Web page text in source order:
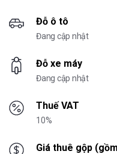
Đỗ ô tô
Đang cập nhật
Đỗ xe máy
Đang cập nhật
Thuế VAT
10%
Giá thuê gộp